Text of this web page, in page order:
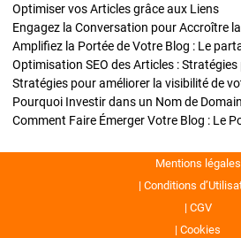
Optimiser vos Articles grâce aux Liens
Engagez la Conversation pour Accroître
Amplifiez la Portée de Votre Blog : Le
Mentions légales
Conditions
CGV
Cookies